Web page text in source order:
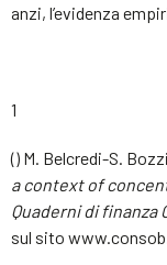
anzi, l’evidenza
1
() M. Belcredi-S.
a context of
Quaderni di finanza
sul sito